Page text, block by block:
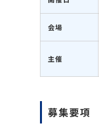
会場
主催
募集要項